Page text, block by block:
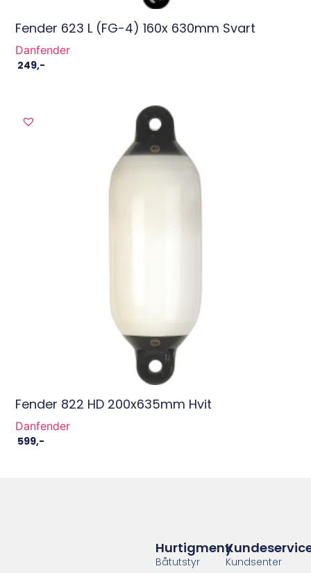
Fender 623 L (FG-4) 160x 630mm Svart
Danfender
249,-
Fender 822 HD 200x635mm Hvit
Danfender
599,-
Kundsenter
Hurtigmeny
Båtutstyr